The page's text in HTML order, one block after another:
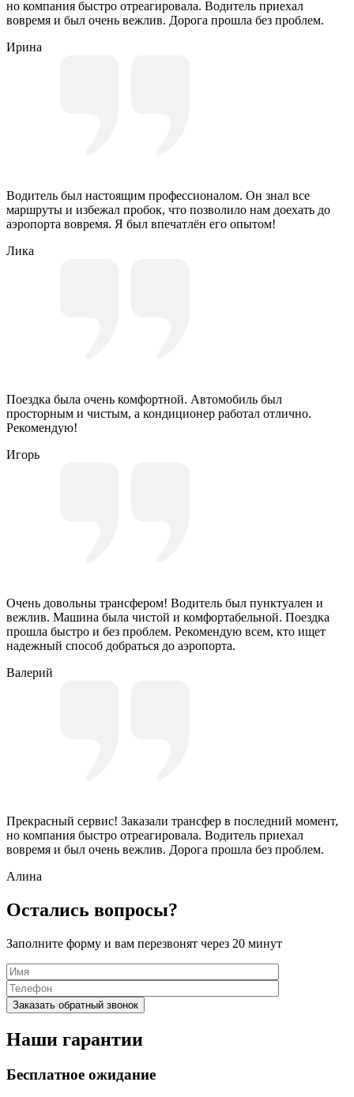
но компания быстро отреагировала. Водитель приехал
вовремя и был очень вежлив. Дорога прошла без проблем.
Ирина
Водитель был настоящим профессионалом. Он знал все
маршруты и избежал пробок, что позволило нам доехать до
аэропорта вовремя. Я был впечатлён его опытом!
Лика
Поездка была очень комфортной. Автомобиль был
просторным и чистым, а кондиционер работал отлично.
Рекомендую!
Игорь
Очень довольны трансфером! Водитель был пунктуален и
вежлив. Машина была чистой и комфортабельной. Поездка
прошла быстро и без проблем. Рекомендую всем, кто ищет
надежный способ добраться до аэропорта.
Валерий
Прекрасный сервис! Заказали трансфер в последний момент,
но компания быстро отреагировала. Водитель приехал
вовремя и был очень вежлив. Дорога прошла без проблем.
Алина
Остались вопросы?
Заполните форму и вам перезвонят через 20 минут
Наши гарантии
Бесплатное ожидание